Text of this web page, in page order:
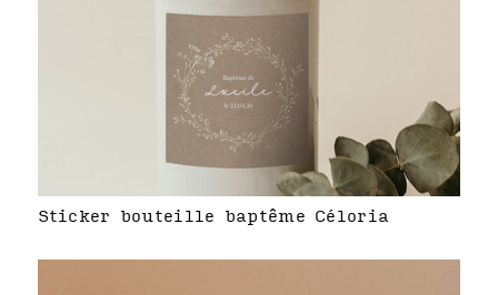
Sticker bouteille baptême Céloria